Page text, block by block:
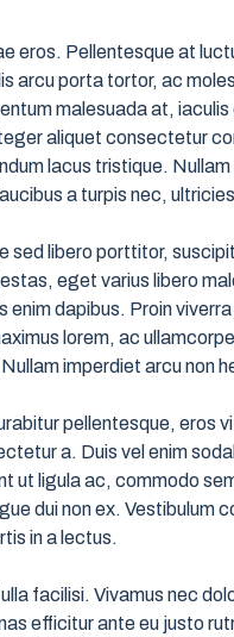
eros. Pellentesque at
arcu porta tortor, ac
malesuada at,
aliquet consectetur
lacus tristique.
a turpis nec,
libero porttitor,
eget varius libero
dapibus. Proin
lorem, ac
imperdiet arcu non
pellentesque,
a. Duis vel enim
ut ligula ac, commodo
dui non ex.
in a lectus.
facilisi. Vivamus nec
efficitur ante eu justo